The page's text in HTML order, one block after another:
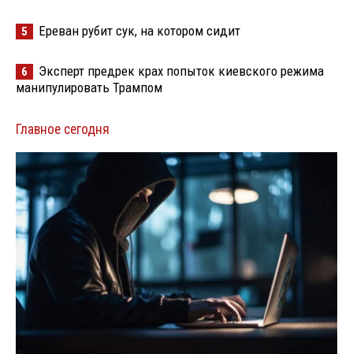
5 Ереван рубит сук, на котором сидит
6
Эксперт предрек крах попыток киевского режима
манипулировать Трампом
Главное сегодня